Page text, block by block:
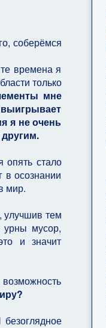
соберёмся
времена я
только
мне
я не очень
опять стало
в осознании
мир.
улучшив тем
урны мусор,
и значит